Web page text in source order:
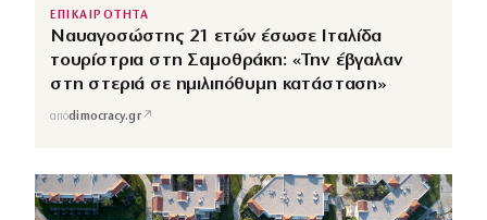
ΕΠΙΚΑΙΡΟΤΗΤΑ
Ναυαγοσώστης 21 ετών έσωσε Ιταλίδα
τουρίστρια στη Σαμοθράκη: «Την έβγαλαν
στη στεριά σε ημιλιπόθυμη κατάσταση»
απόdimocracy.gr↗